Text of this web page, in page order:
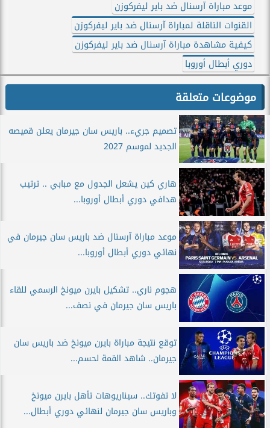
موعد مباراة آرسنال ضد باير ليفركوزن
القنوات الناقلة لمباراة آرسنال ضد باير ليفركوزن
كيفية مشاهدة مباراة آرسنال ضد باير ليفركوزن
دوري أبطال أوروبا
موضوعات متعلقة
تصميم جريء.. باريس سان جيرمان يعلن قميصه
الجديد لموسم 2027
هاري كين يشعل الجدول مع مبابي .. ترتيب
هدافي دوري أبطال أوروبا...
موعد مباراة آرسنال ضد باريس سان جيرمان في
نهائي دوري أبطال أوروبا...
هجوم ناري.. تشكيل بايرن ميونخ الرسمي للقاء
باريس سان جيرمان في نصف...
توقع نتيجة مباراة بايرن ميونخ ضد باريس سان
جيرمان.. شاهد القمة لحسم...
لا تفوتك.. سيناريوهات تأهل بايرن ميونخ
وباريس سان جيرمان لنهائي دوري أبطال...